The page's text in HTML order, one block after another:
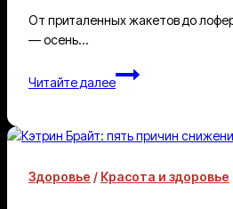
От приталенных жакетов до
— осень…
Читайте далее
Тренды
на
Здоровье / Красота и здоровье